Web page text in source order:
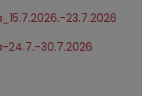
23.7.2026
30.7.2026